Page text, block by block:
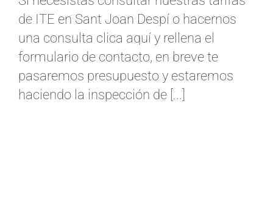
de ITE en Sant Joan Despí o hacernos
una consulta clica aquí y rellena el
formulario de contacto, en breve te
pasaremos presupuesto y estaremos
haciendo la inspección de [...]